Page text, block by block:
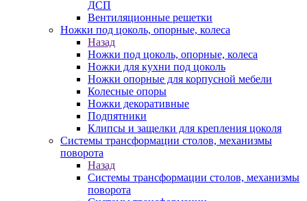
ДСП
Вентиляционные решетки
Ножки под цоколь, опорные, колеса
Назад
Ножки под цоколь, опорные, колеса
Ножки для кухни под цоколь
Ножки опорные для корпусной мебели
Колесные опоры
Ножки декоративные
Подпятники
Клипсы и защелки для крепления цоколя
Системы трансформации столов, механизмы
поворота
Назад
Системы трансформации столов, механизмы
поворота